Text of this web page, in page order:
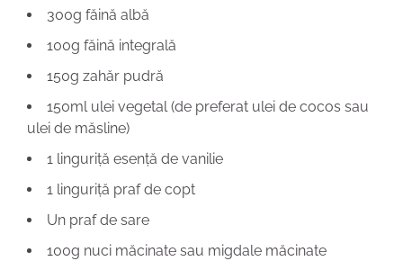
300g făină albă
100g făină integrală
150g zahăr pudră
150ml ulei vegetal (de preferat ulei de cocos sau
ulei de măsline)
1 linguriță esență de vanilie
1 linguriță praf de copt
Un praf de sare
100g nuci măcinate sau migdale măcinate